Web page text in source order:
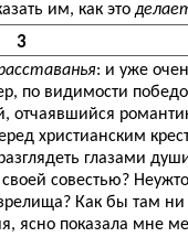
им, как это
3
: и уже
по видимости
отчаявшийся
христианским
глазами
совестью?
Как бы там ни
ясно показала мне